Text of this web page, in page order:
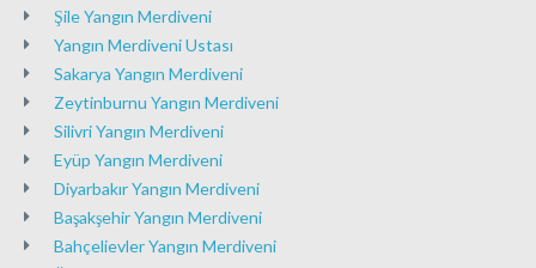
Şile Yangın Merdiveni
Yangın Merdiveni Ustası
Sakarya Yangın Merdiveni
Zeytinburnu Yangın Merdiveni
Silivri Yangın Merdiveni
Eyüp Yangın Merdiveni
Diyarbakır Yangın Merdiveni
Başakşehir Yangın Merdiveni
Bahçelievler Yangın Merdiveni